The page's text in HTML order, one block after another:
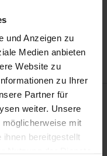
und Anzeigen zu
Medien anbieten
Website zu
zu Ihrer
Partner für
weiter. Unsere
mit
bereitgestellt